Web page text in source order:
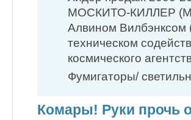
МОСКИТО-КИЛЛЕР
Алвином Вилбэнксом
техническом
космического
Фумигаторы/
Комары! Руки прочь